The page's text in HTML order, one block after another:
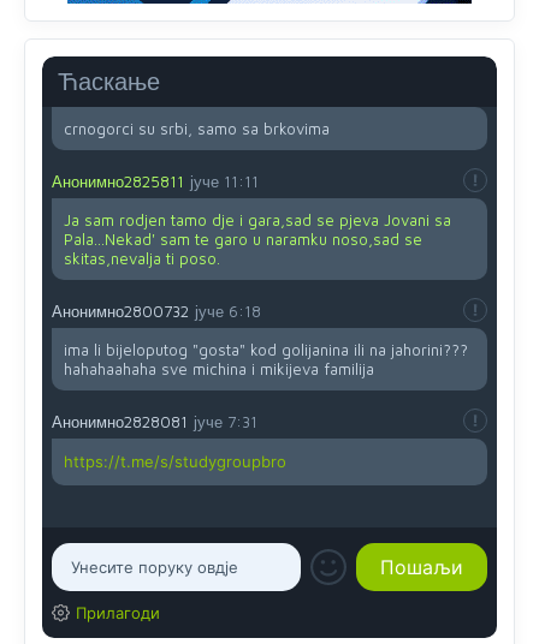
Ћаскање
muvjerujem.tekmi je 50 godina.
Анонимно2800732
crnogorci su srbi, samo sa brkovima
Анонимно2825811 јуче 11:11
Ja sam rodjen tamo dje i gara,sad se pjeva Jovani sa
Pala...Nekad' sam te garo u naramku noso,sad se
skitas,nevalja ti poso.
Анонимно2800732 јуче 6:18
ima li bijeloputog "gosta" kod golijanina ili na jahorini???
hahahaahaha sve michina i mikijeva familija
Анонимно2828081 јуче 7:31
https://t.me/s/studygroupbro
Прилагоди